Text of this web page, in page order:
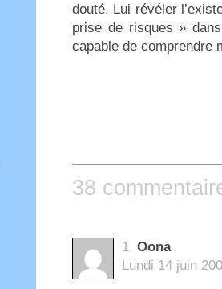
douté. Lui révéler
prise de risques »
capable de comprendre
38
1. Oona
Lundi 14 juin